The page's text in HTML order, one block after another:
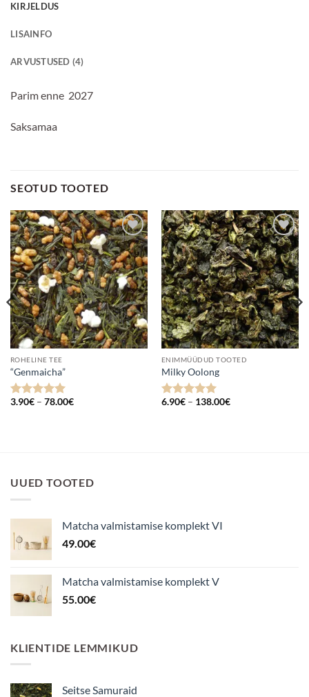
KIRJELDUS
LISAINFO
ARVUSTUSED (4)
Parim enne 2027
Saksamaa
SEOTUD TOOTED
Lisa
lemmikuks
ROHELINE TEE
“Genmaicha”
Hinnanguga
3.90€ – 78.00€Hinnavahemik:
Lisa
lemmikuks
ENIMMÜÜDUD TOOTED
Milky Oolong
Hinnanguga
6.90€ – 138.00€Hinnavahemik:
UUED TOOTED
Matcha valmistamise komplekt VI
49.00€
Matcha valmistamise komplekt V
55.00€
KLIENTIDE LEMMIKUD
Seitse Samuraid